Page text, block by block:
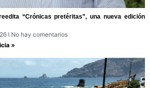
“Crónicas pretéritas”, una nueva edición
No hay comentarios
»